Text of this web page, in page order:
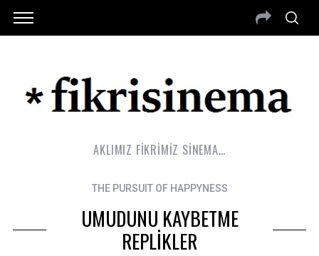
AKLIMIZ FİKRİMİZ SİNEMA…
THE PURSUIT OF HAPPYNESS
UMUDUNU KAYBETME
REPLİKLER